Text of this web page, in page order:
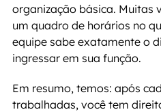
organização básica. Muitas
um quadro de horários no
equipe sabe exatamente o
ingressar em sua função.
Em resumo, temos: após
trabalhadas, você tem